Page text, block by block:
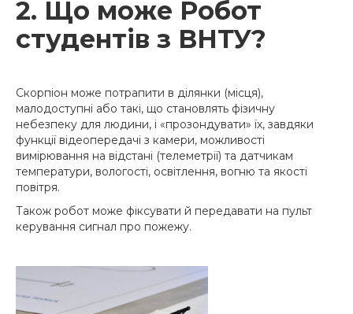
2. Що може Робот
студентів з ВНТУ?
Скорпіон може потрапити в ділянки (місця),
малодоступні або такі, що становлять фізичну
небезпеку для людини, і «прозондувати» їх, завдяки
функції відеопередачі з камери, можливості
вимірювання на відстані (телеметрії) та датчикам
температури, вологості, освітлення, вогню та якості
повітря.
Також робот може фіксувати й передавати на пульт
керування сигнал про пожежу.